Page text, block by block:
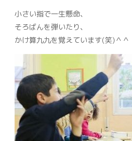
小さい指で一生懸命、
そろばんを弾いたり、
かけ算九九を覚えています(笑)＾＾